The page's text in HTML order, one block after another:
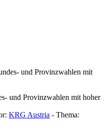
und Provinzwahlen mit
KRG Austria - Thema: